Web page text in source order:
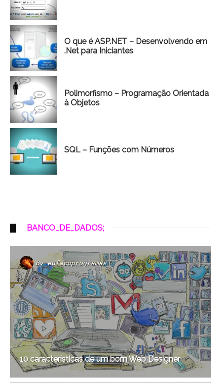
O que é ASP.NET – Desenvolvendo em
.Net para Iniciantes
Polimorfismo – Programação Orientada
à Objetos
SQL – Funções com Números
BANCO_DE_DADOS;
Byeufacoprogramas
10 características de um bom Web Designer